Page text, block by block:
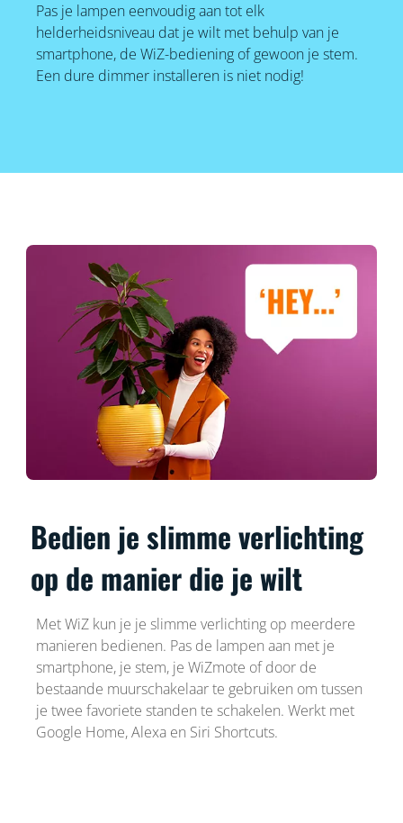
Pas je lampen eenvoudig aan tot elk
helderheidsniveau dat je wilt met behulp van je
smartphone, de WiZ-bediening of gewoon je stem.
Een dure dimmer installeren is niet nodig!
Bedien je slimme verlichting
op de manier die je wilt
Met WiZ kun je je slimme verlichting op meerdere
manieren bedienen. Pas de lampen aan met je
smartphone, je stem, je WiZmote of door de
bestaande muurschakelaar te gebruiken om tussen
je twee favoriete standen te schakelen. Werkt met
Google Home, Alexa en Siri Shortcuts.